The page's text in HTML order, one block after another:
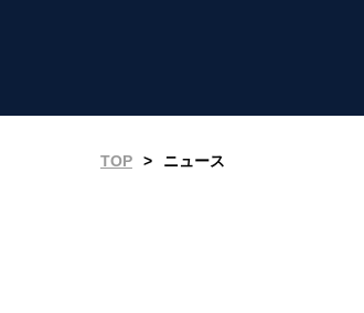
TOP > ニュース